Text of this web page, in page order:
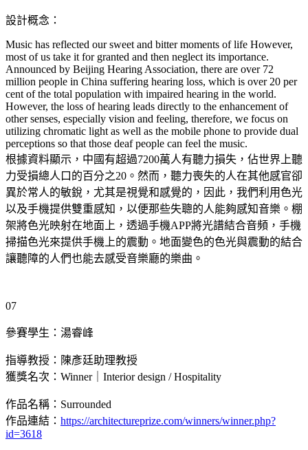
設計概念：
Music has reflected our sweet and bitter moments of life However,
most of us take it for granted and then neglect its importance.
Announced by Beijing Hearing Association, there are over 72
million people in China suffering hearing loss, which is over 20 per
cent of the total population with impaired hearing in the world.
However, the loss of hearing leads directly to the enhancement of
other senses, especially vision and feeling, therefore, we focus on
utilizing chromatic light as well as the mobile phone to provide dual
perceptions so that those deaf people can feel the music.
根據資料顯示，中國有超過7200萬人有聽力損失，佔世界上聽
力受損總人口的百分之20。然而，聽力喪失的人在其他感官卻
異於常人的敏銳，尤其是視覺和感覺的，因此，我們利用色光
以及手機提供雙重感知，以便那些失聰的人能夠感知音樂。棚
架將色光映射在地面上，透過手機APP將光譜結合音頻，手機
掃描色光來提供手機上的震動。地面變色的色光與震動的結合
讓聽障的人們也能去感受音樂廳的樂曲。
07
參賽學生：湯睿峰
指導教授：陳彥廷助理教授
獲獎名次：Winner｜Interior design / Hospitality
作品名稱：Surrounded
作品連結： https://architectureprize.com/winners/winner.php?
id=3618